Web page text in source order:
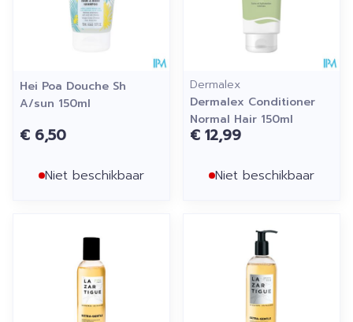
Hei Poa Douche Sh
A/sun 150ml
€ 6,50
Niet beschikbaar
Dermalex
Dermalex Conditioner
Normal Hair 150ml
€ 12,99
Niet beschikbaar